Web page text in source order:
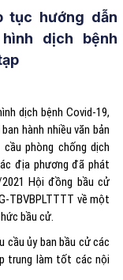
tục hướng dẫn
dịch bệnh
dịch bệnh Covid-19,
hành nhiều văn bản
phòng chống dịch
địa phương đã phát
Hội đồng bầu cử
TBVBPLTTTT về một
bầu cử.
cầu ủy ban bầu cử các
trung làm tốt các nội